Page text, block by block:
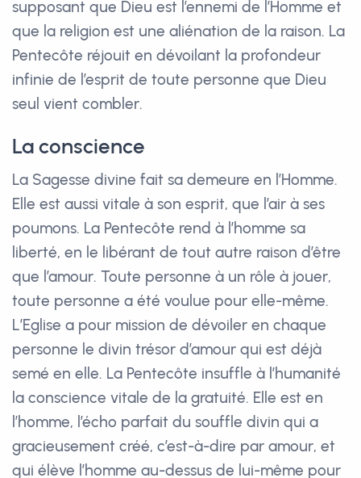
supposant que Dieu est l’ennemi de l’Homme et
que la religion est une aliénation de la raison. La
Pentecôte réjouit en dévoilant la profondeur
infinie de l’esprit de toute personne que Dieu
seul vient combler.
La conscience
La Sagesse divine fait sa demeure en l’Homme.
Elle est aussi vitale à son esprit, que l’air à ses
poumons. La Pentecôte rend à l’homme sa
liberté, en le libérant de tout autre raison d’être
que l’amour. Toute personne à un rôle à jouer,
toute personne a été voulue pour elle-même.
L’Eglise a pour mission de dévoiler en chaque
personne le divin trésor d’amour qui est déjà
semé en elle. La Pentecôte insuffle à l’humanité
la conscience vitale de la gratuité. Elle est en
l’homme, l’écho parfait du souffle divin qui a
gracieusement créé, c’est-à-dire par amour, et
qui élève l’homme au-dessus de lui-même pour